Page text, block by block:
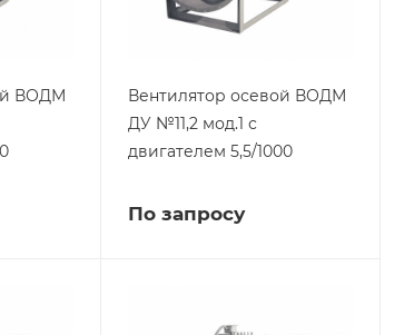
ВОДМ
Вентилятор осевой ВОДМ
ДУ №11,2 мод.1 с
двигателем 5,5/1000
По запросу